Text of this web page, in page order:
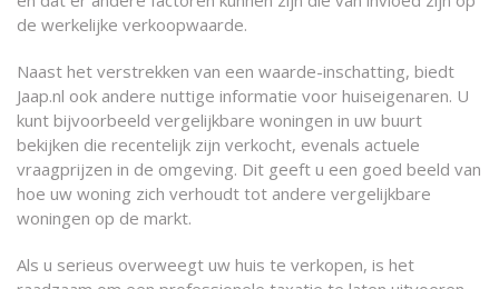
de werkelijke verkoopwaarde.
Naast het verstrekken van een waarde-inschatting, biedt
Jaap.nl ook andere nuttige informatie voor huiseigenaren. U
kunt bijvoorbeeld vergelijkbare woningen in uw buurt
bekijken die recentelijk zijn verkocht, evenals actuele
vraagprijzen in de omgeving. Dit geeft u een goed beeld van
hoe uw woning zich verhoudt tot andere vergelijkbare
woningen op de markt.
Als u serieus overweegt uw huis te verkopen, is het